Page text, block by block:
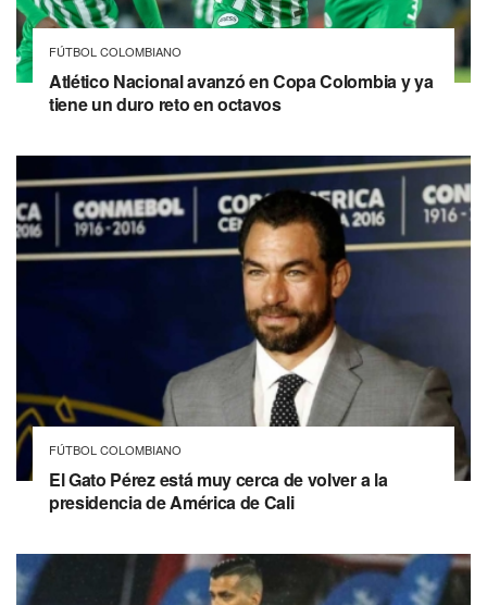
FÚTBOL COLOMBIANO
Atlético Nacional avanzó en Copa Colombia y ya
tiene un duro reto en octavos
FÚTBOL COLOMBIANO
El Gato Pérez está muy cerca de volver a la
presidencia de América de Cali